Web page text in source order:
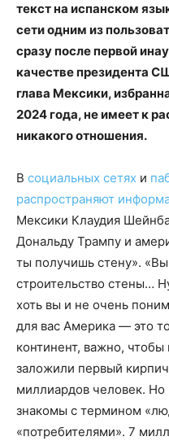
текст на испанском
сети одним из
сразу после первой
качестве президента
глава Мексики,
2024 года, не имеет к
никакого отношения.
В социальных сетях и
распространяют
Мексики Клаудия
Дональду Трампу и
ты получишь стену».
строительство стены…
хоть вы и не очень
для вас Америка — это
континент, важно,
заложили первый
миллиардов человек.
знакомы с термином
«потребителями». 7